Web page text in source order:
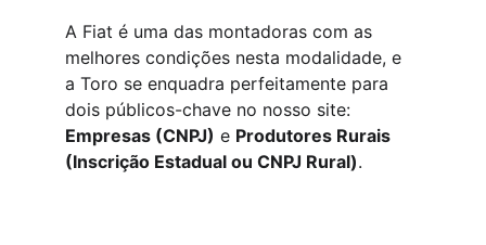
A Fiat é uma das montadoras com as
melhores condições nesta modalidade, e
a Toro se enquadra perfeitamente para
dois públicos-chave no nosso site:
Empresas (CNPJ) e Produtores Rurais
(Inscrição Estadual ou CNPJ Rural).